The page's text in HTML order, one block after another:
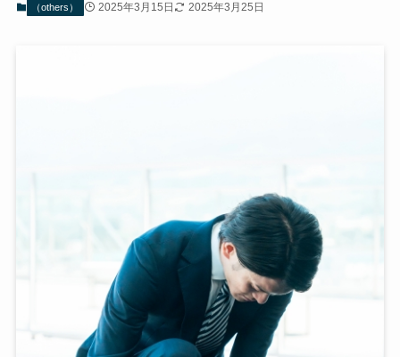
（others） 2025年3月15日 2025年3月25日